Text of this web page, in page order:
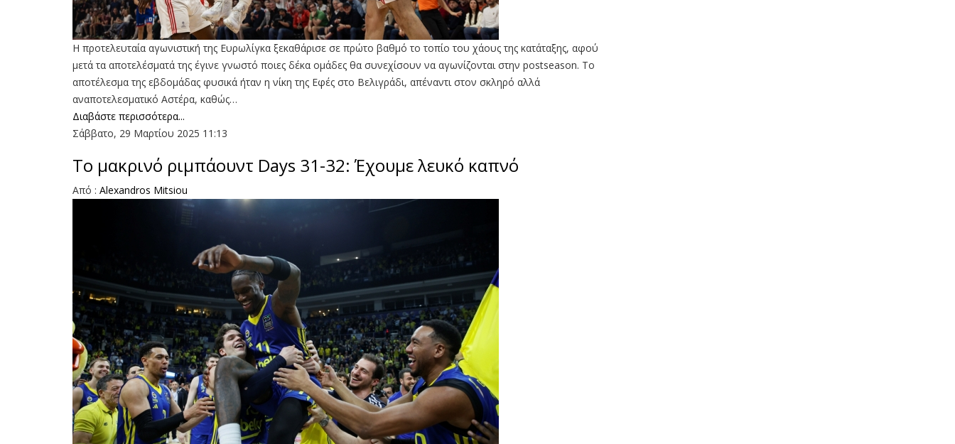
Η προτελευταία αγωνιστική της Ευρωλίγκα ξεκαθάρισε σε πρώτο βαθμό το τοπίο του χάους της κατάταξης, αφού
μετά τα αποτελέσματά της έγινε γνωστό ποιες δέκα ομάδες θα συνεχίσουν να αγωνίζονται στην postseason. Το
αποτέλεσμα της εβδομάδας φυσικά ήταν η νίκη της Εφές στο Βελιγράδι, απέναντι στον σκληρό αλλά
αναποτελεσματικό Αστέρα, καθώς…
Διαβάστε περισσότερα...
Σάββατο, 29 Μαρτίου 2025 11:13
Το μακρινό ριμπάουντ Days 31-32: Έχουμε λευκό καπνό
Aπό : Alexandros Mitsiou